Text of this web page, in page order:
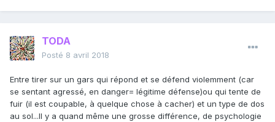
TODA
Posté 8 avril 2018
Entre tirer sur un gars qui répond et se défend violemment (car
se sentant agressé, en danger= légitime défense)ou qui tente de
fuir (il est coupable, à quelque chose à cacher) et un type de dos
au sol...Il y a quand même une grosse différence, de psychologie